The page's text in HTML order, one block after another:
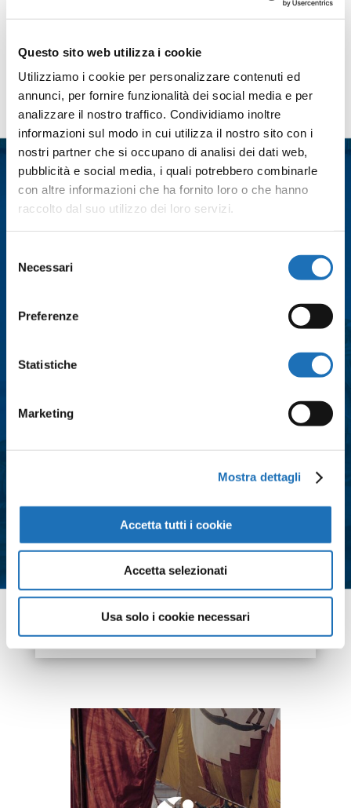
Questo sito web utilizza i cookie
Utilizziamo i cookie per personalizzare contenuti ed
annunci, per fornire funzionalità dei social media e per
analizzare il nostro traffico. Condividiamo inoltre
informazioni sul modo in cui utilizza il nostro sito con i
nostri partner che si occupano di analisi dei dati web,
pubblicità e social media, i quali potrebbero combinarle
con altre informazioni che ha fornito loro o che hanno
raccolto dal suo utilizzo dei loro servizi.
delNecessari
Preferenze
Statistiche
Marketing
Mostra dettagli
Accetta tutti i cookie
Accetta selezionati
Usa solo i cookie necessari
Contattaci
Nome *
Cognome *
Città
Consenso *
Acconsento al trattamento dei dati
personali e all'iscrizione alla
newsletter così come definito
all'interno dellePrivacy Policy